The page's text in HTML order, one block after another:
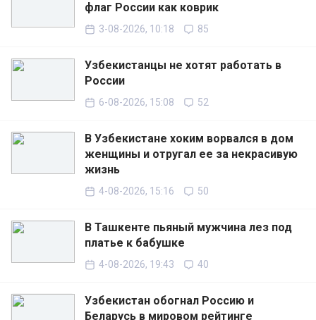
флаг России как коврик
3-08-2026, 10:18 85
Узбекистанцы не хотят работать в
России
6-08-2026, 15:08 52
В Узбекистане хоким ворвался в дом
женщины и отругал ее за некрасивую
жизнь
4-08-2026, 15:16 50
В Ташкенте пьяный мужчина лез под
платье к бабушке
4-08-2026, 19:43 40
Узбекистан обогнал Россию и
Беларусь в мировом рейтинге